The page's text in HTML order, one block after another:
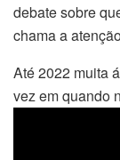
debate sobre
chama a
Até 2022 muita
vez em quando